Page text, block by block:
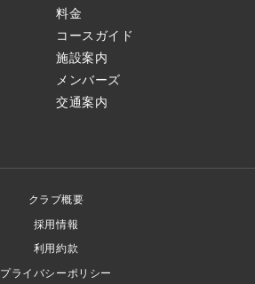
料金
コースガイド
施設案内
メンバーズ
交通案内
クラブ概要
採用情報
利用約款
プライバシーポリシー